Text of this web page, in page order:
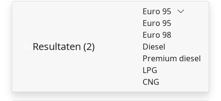
Resultaten (2)
Euro 95
Euro 95
Euro 98
Diesel
Premium diesel
LPG
CNG